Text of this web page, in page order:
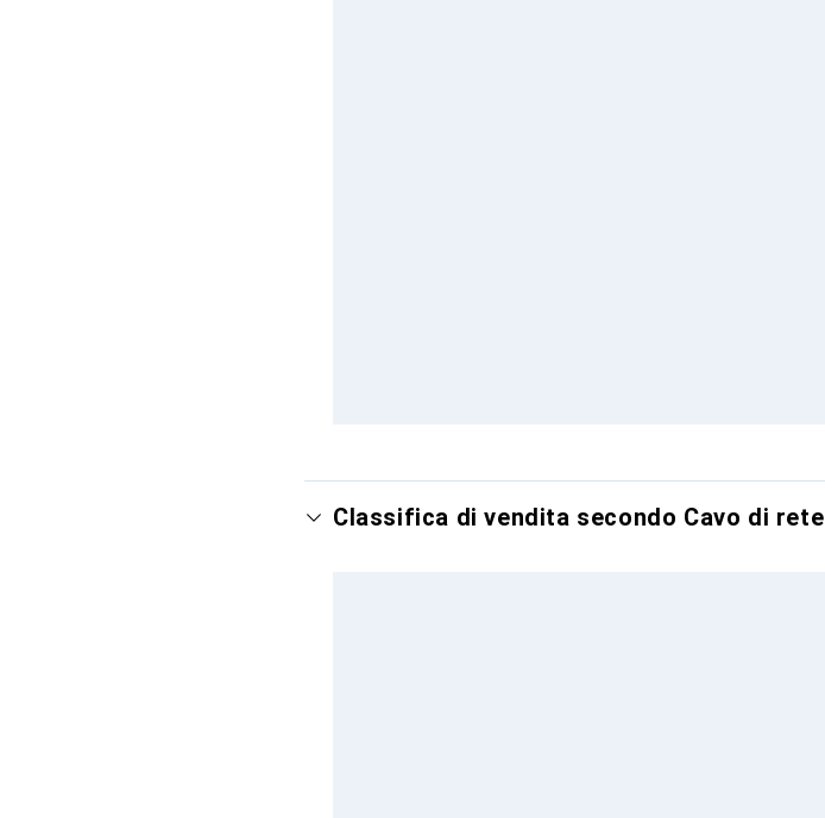
Classifica di vendita secondo Cavo di rete